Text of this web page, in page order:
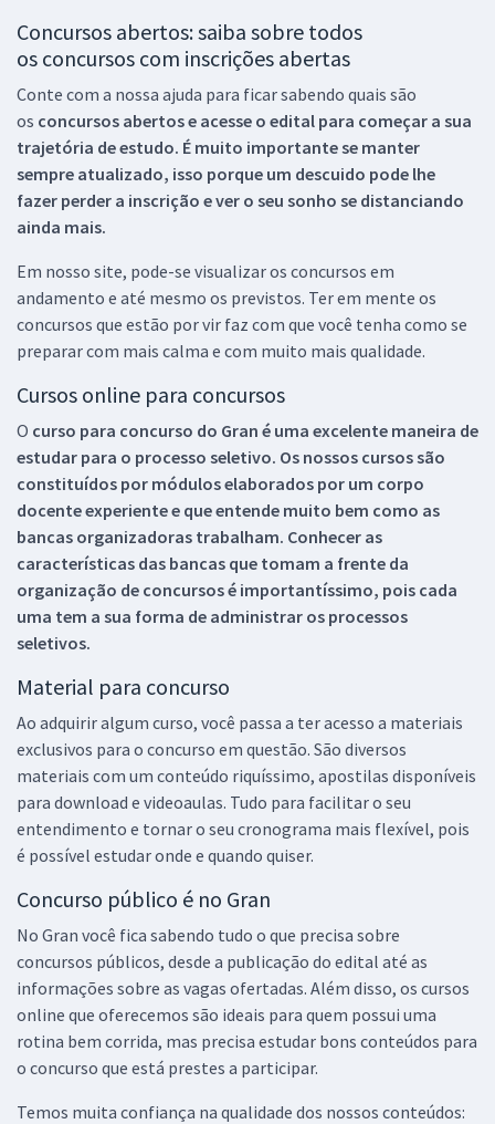
Concursos abertos: saiba sobre todos
os concursos com inscrições abertas
Conte com a nossa ajuda para ficar sabendo quais são
os concursos abertos e acesse o edital para começar a sua
trajetória de estudo. É muito importante se manter
sempre atualizado, isso porque um descuido pode lhe
fazer perder a inscrição e ver o seu sonho se distanciando
ainda mais.
Em nosso site, pode-se visualizar os concursos em
andamento e até mesmo os previstos. Ter em mente os
concursos que estão por vir faz com que você tenha como se
preparar com mais calma e com muito mais qualidade.
Cursos online para concursos
O curso para concurso do Gran é uma excelente maneira de
estudar para o processo seletivo. Os nossos cursos são
constituídos por módulos elaborados por um corpo
docente experiente e que entende muito bem como as
bancas organizadoras trabalham. Conhecer as
características das bancas que tomam a frente da
organização de concursos é importantíssimo, pois cada
uma tem a sua forma de administrar os processos
seletivos.
Material para concurso
Ao adquirir algum curso, você passa a ter acesso a materiais
exclusivos para o concurso em questão. São diversos
materiais com um conteúdo riquíssimo, apostilas disponíveis
para download e videoaulas. Tudo para facilitar o seu
entendimento e tornar o seu cronograma mais flexível, pois
é possível estudar onde e quando quiser.
Concurso público é no Gran
No Gran você fica sabendo tudo o que precisa sobre
concursos públicos, desde a publicação do edital até as
informações sobre as vagas ofertadas. Além disso, os cursos
online que oferecemos são ideais para quem possui uma
rotina bem corrida, mas precisa estudar bons conteúdos para
o concurso que está prestes a participar.
Temos muita confiança na qualidade dos nossos conteúdos: